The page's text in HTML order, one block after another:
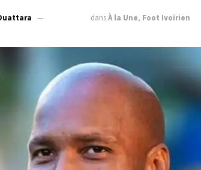
dansÀ la Une, Foot Ivoirien